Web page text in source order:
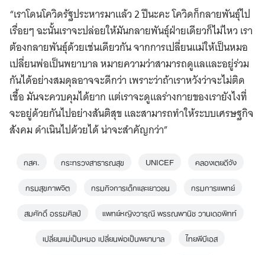
“เราโดนโควิดรัฐประหารมาแล้ว 2 ปีนะคะ โควิดก็กลายพันธุ์ไป
เรื่อยๆ ฉะนั้นเราจะปล่อยให้มันกลายพันธุ์ฝ่ายเดียวก็ไม่ไหว เรา
ต้องกลายพันธุ์ด้วยเช่นเดียวกัน จากการเปลี่ยนแม่ให้เป็นหมอ
เปลี่ยนพ่อเป็นพยาบาล หมายความว่าสามารถดูแลและอยู่ร่วม
กันได้อย่างสมดุลอาจจะดีกว่า เพราะว่าถ้าเราหวังว่าจะไม่ติด
เชื้อ มันจะควบคุมได้ยาก แต่เราจะดูแลร่างกายของเรายังไงที่
จะอยู่ด้วยกันไปอย่างสันติสุข และสามารถทำให้ระบบเศรษฐกิจ
สังคม ดำเนินไปด้วยได้ น่าจะสำคัญกว่า”
กสศ. กระทรวงสาธารณสุข UNICEF
คลองเตยดีจัง
กรมสุขภาพจิต
กรมกิจการเด็กและเยาวชน
กรมการแพทย์
สมศักดิ์ อรรฆศิลป์
แพทย์หญิงวารุณี พรรณพานิช วานเดอพิทท์
เปลี่ยนแม่เป็นหมอ เปลี่ยนพ่อเป็นพยาบาล
ไทยพีบีเอส